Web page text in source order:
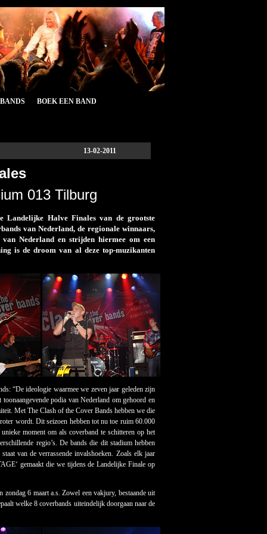
BOEK EEN BAND
13-02-2011
013 Tilburg
Landelijke Halve Finales van de grootste
van Nederland, de regionale winnaars,
Nederland en strijden hiermee om een
is de droom van al deze top-muzikanten
“De ideologie waarmee we zeven jaar geleden zijn
podia van Nederland om gehoord en
Met The Clash of the Cover Bands hebben we die
wordt. Dit seizoen hebben tot nu toe ruim 60.000
moment om als coverband te schitteren op het
regio’s. De bands die dit stadium hebben
van de verrassende invalshoeken. Zoals elk jaar
gemaakt die we tijdens de Landelijke Finale op
6 maart a.s. Zowel een vakjury, bestaande uit
welke 8 coverbands uiteindelijk doorgaan naar de